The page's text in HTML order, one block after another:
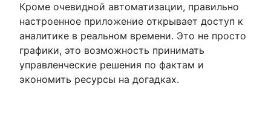
Кроме очевидной автоматизации, правильно
настроенное приложение открывает доступ к
аналитике в реальном времени. Это не просто
графики, это возможность принимать
управленческие решения по фактам и
экономить ресурсы на догадках.